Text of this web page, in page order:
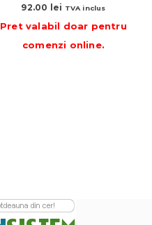
92.00 lei TVA inclus
Pret valabil doar pentru
comenzi online.